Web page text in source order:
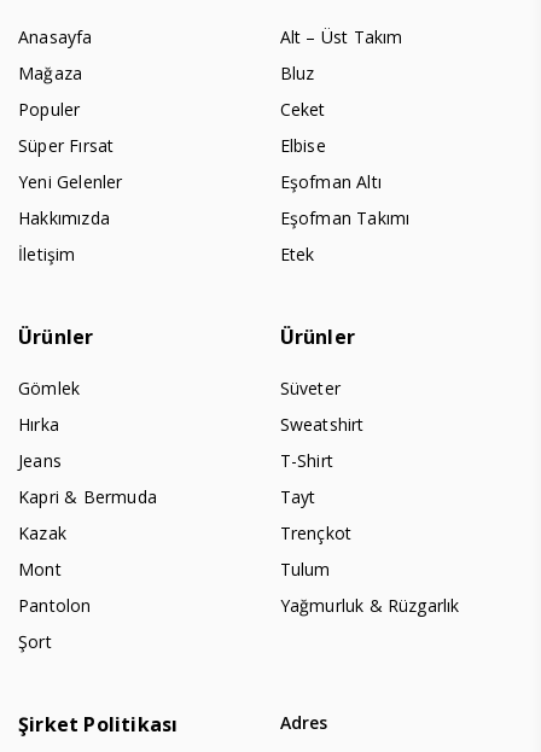
Anasayfa
Mağaza
Populer
Süper Fırsat
Yeni Gelenler
Hakkımızda
İletişim
Alt – Üst Takım
Bluz
Ceket
Elbise
Eşofman Altı
Eşofman Takımı
Etek
Ürünler
Gömlek
Hırka
Jeans
Kapri & Bermuda
Kazak
Mont
Pantolon
Şort
Ürünler
Süveter
Sweatshirt
T-Shirt
Tayt
Trençkot
Tulum
Yağmurluk & Rüzgarlık
Şirket Politikası
Adres